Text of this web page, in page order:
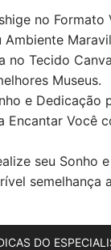
no Formato
no Tecido
Museus.
e Dedicação
Encantar Você
seu Sonho
semelhança
DO